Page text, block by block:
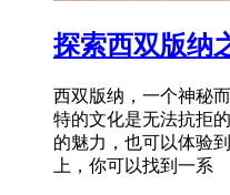
探索西双版纳
西双版纳，一个神秘
特的文化是无法抗拒
的魅力，也可以体验
上，你可以找到一系